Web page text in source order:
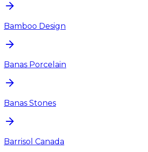
Bamboo Design
Banas Porcelain
Banas Stones
Barrisol Canada